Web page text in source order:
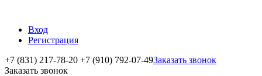
Вход
Регистрация
+7 (831) 217-78-20 +7 (910) 792-07-49Заказать звонок
Заказать звонок